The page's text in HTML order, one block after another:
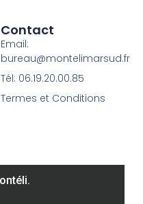
Contact
Email:
bureau@montelimarsud.fr
Tél: 06.19.20.00.85
Termes et Conditions